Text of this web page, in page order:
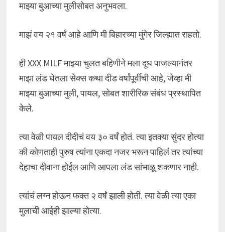
माझ्या बुआच्या मुलीसोबत अनुभवला.
माझं वय २१ वर्षं आहे आणि मी बिहारच्या मुंगेर जिल्ह्यात राहतो.
ही XXX MILF माझ्या चुलत बहिणीने मला दूध पाजल्यानंतर
माझा लंड घेतला सेक्स कथा दीड वर्षांपूर्वीची आहे, जेव्हा मी
माझ्या बुआच्या मुली, पायल, सोबत शारीरिक संबंध प्रस्थापित
केले.
त्या वेळी पायल दीदीचं वय ३० वर्षं होतं. त्या इतक्या सुंदर होत्या
की कोणताही पुरुष त्यांना एकदा नजर भरून पाहिलं तर त्यांच्या
देहाचा दीवाना होईल आणि आपला लंड सांभाळू शकणार नाही.
त्यांचं लग्न होऊन फक्त २ वर्षं झाली होती. त्या वेळी त्या एका
मुलाची आईही झाल्या होत्या.